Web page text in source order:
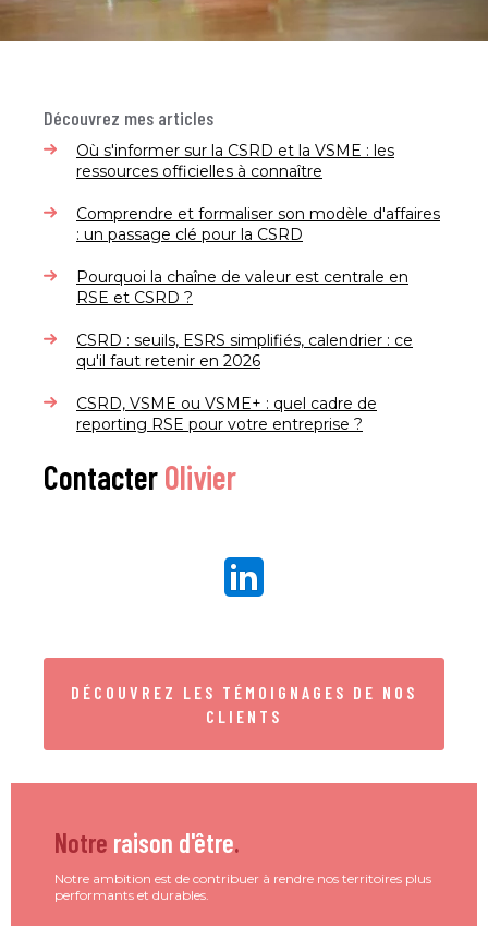
Découvrez mes articles
Où s'informer sur la CSRD et la VSME : les
ressources officielles à connaître
Comprendre et formaliser son modèle d'affaires
: un passage clé pour la CSRD
Pourquoi la chaîne de valeur est centrale en
RSE et CSRD ?
CSRD : seuils, ESRS simplifiés, calendrier : ce
qu'il faut retenir en 2026
CSRD, VSME ou VSME+ : quel cadre de
reporting RSE pour votre entreprise ?
ContacterOlivier
DÉCOUVREZ LES TÉMOIGNAGES DE NOS
CLIENTS
Notre raison d'être.
Notre ambition est de contribuer à rendre nos territoires plus
performants et durables.